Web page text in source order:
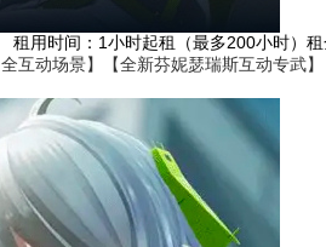
租用时间 ：1小时起租（最多200小时）
全互动场景】【全新芬妮瑟瑞斯互动专武